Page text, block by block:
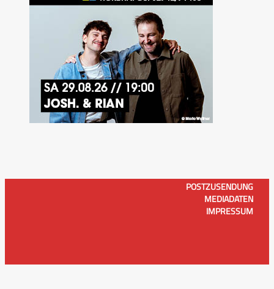
POSTZUSENDUNG
MEDIADATEN
IMPRESSUM